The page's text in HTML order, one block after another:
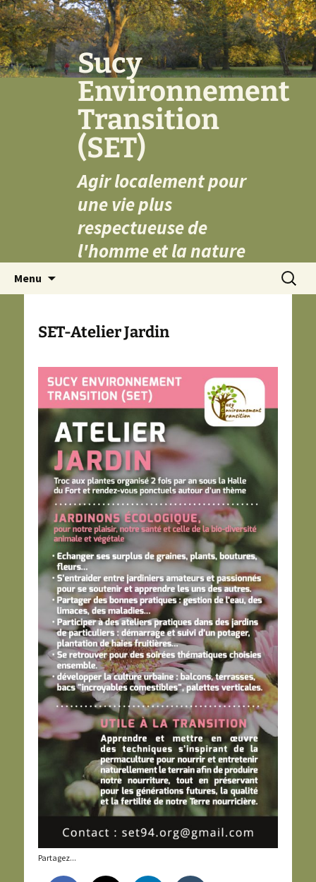
Aller
au
contenu
Sucy
Environnement
Transition
(SET)
Agir localement pour
une vie plus
respectueuse de
l'homme et la nature
Menu
SET-Atelier Jardin
Partagez...